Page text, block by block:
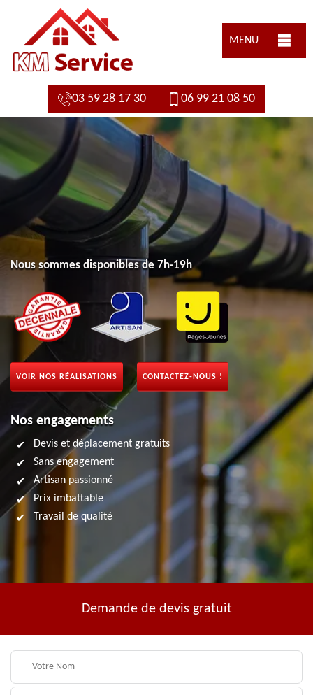
MENU
03 59 28 17 30 06 99 21 08 50
Nous sommes disponibles de 7h-19h
VOIR NOS RÉALISATIONS CONTACTEZ-NOUS !
Nos engagements
Devis et déplacement gratuits
Sans engagement
Artisan passionné
Prix imbattable
Travail de qualité
Demande de devis gratuit